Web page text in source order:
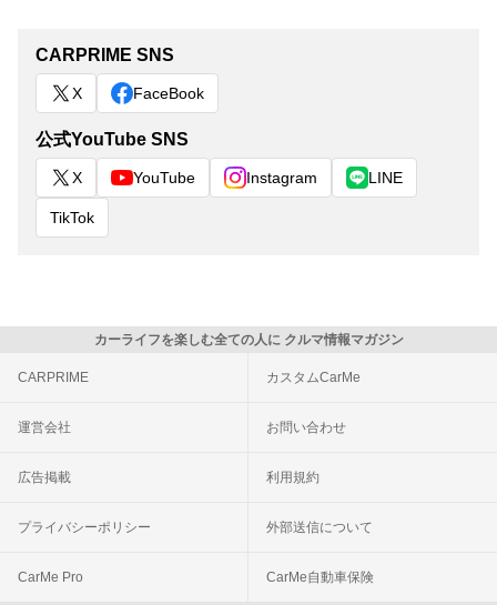
CARPRIME SNS
X FaceBook
公式YouTube SNS
X YouTube Instagram LINE
TikTok
カーライフを楽しむ全ての人に クルマ情報マガジン
CARPRIME カスタムCarMe
運営会社 お問い合わせ
広告掲載 利用規約
プライバシーポリシー 外部送信について
CarMe Pro CarMe自動車保険